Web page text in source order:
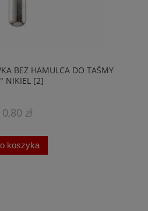
BEZ HAMULCA DO TAŚMY
NIKIEL [2]
0,80 zł
koszyka